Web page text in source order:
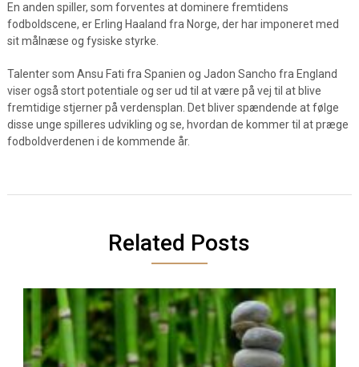
En anden spiller, som forventes at dominere fremtidens
fodboldscene, er Erling Haaland fra Norge, der har imponeret med
sit målnæse og fysiske styrke.
Talenter som Ansu Fati fra Spanien og Jadon Sancho fra England
viser også stort potentiale og ser ud til at være på vej til at blive
fremtidige stjerner på verdensplan. Det bliver spændende at følge
disse unge spilleres udvikling og se, hvordan de kommer til at præge
fodboldverdenen i de kommende år.
Related Posts